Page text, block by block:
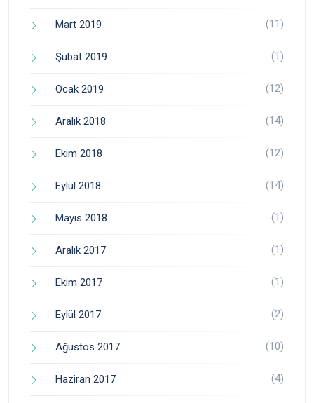
Mart 2019 (11)
Şubat 2019 (1)
Ocak 2019 (12)
Aralık 2018 (14)
Ekim 2018 (12)
Eylül 2018 (14)
Mayıs 2018 (1)
Aralık 2017 (1)
Ekim 2017 (1)
Eylül 2017 (2)
Ağustos 2017 (10)
Haziran 2017 (4)